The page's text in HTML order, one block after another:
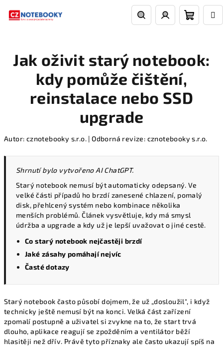
košík
Jak oživit starý notebook:
kdy pomůže čištění,
reinstalace nebo SSD
upgrade
Autor: cznotebooky s.r.o. | Odborná revize: cznotebooky s.r.o.
Shrnutí bylo vytvořeno AI ChatGPT.
Starý notebook nemusí být automaticky odepsaný. Ve
velké části případů ho brzdí zanesené chlazení, pomalý
disk, přehlcený systém nebo kombinace několika
menších problémů. Článek vysvětluje, kdy má smysl
údržba a upgrade a kdy už je lepší uvažovat o jiné cestě.
Co starý notebook nejčastěji brzdí
Jaké zásahy pomáhají nejvíc
Časté dotazy
Starý notebook často působí dojmem, že už „dosloužil", i když
technicky ještě nemusí být na konci. Velká část zařízení
zpomalí postupně a uživatel si zvykne na to, že start trvá
dlouho, aplikace reagují se zpožděním a ventilátor běží
hlasitěji než dřív. Právě tyto příznaky ale často ukazují spíš na